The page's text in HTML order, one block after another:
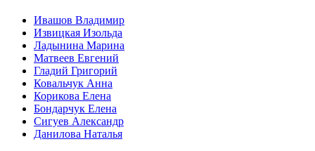
Ивашов Владимир
Извицкая Изольда
Ладынина Марина
Матвеев Евгений
Гладий Григорий
Ковальчук Анна
Корикова Елена
Бондарчук Елена
Сигуев Александр
Данилова Наталья